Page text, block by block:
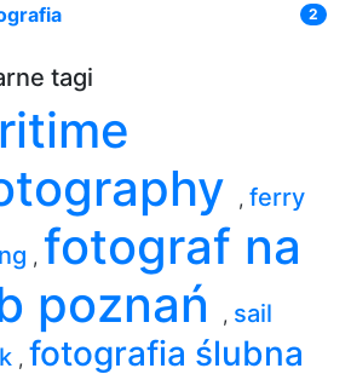
2
tagi
, ferry
, fotograf na
poznań
, sail
, fotografia ślubna